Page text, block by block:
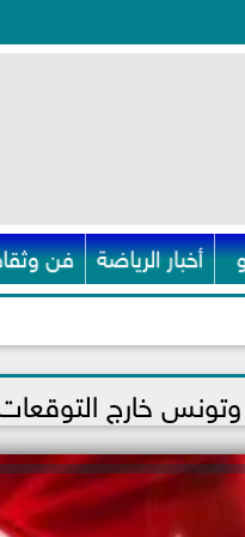
أخبار الرياضة فن
وتونس خارج